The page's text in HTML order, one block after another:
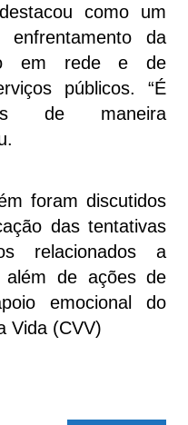
como um
da
em rede e de
públicos. “É
de maneira
foram discutidos
das tentativas
relacionados a
além de ações de
emocional do
Vida (CVV)